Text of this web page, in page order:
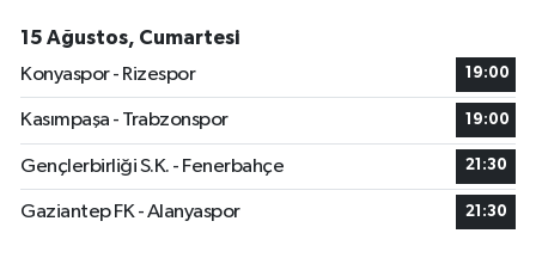
15 Ağustos, Cumartesi
Konyaspor - Rizespor
19:00
Kasımpaşa - Trabzonspor 19:00
Gençlerbirliği S.K. - Fenerbahçe 21:30
Gaziantep FK - Alanyaspor 21:30